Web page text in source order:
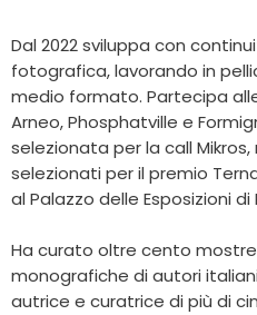
Dal 2022 sviluppa con
fotografica, lavorando in
medio formato. Partecipa
Arneo, Phosphatville e
selezionata per la call
selezionati per il premio
al Palazzo delle Esposizioni di
Ha curato oltre cento
monografiche di autori
autrice e curatrice di più di